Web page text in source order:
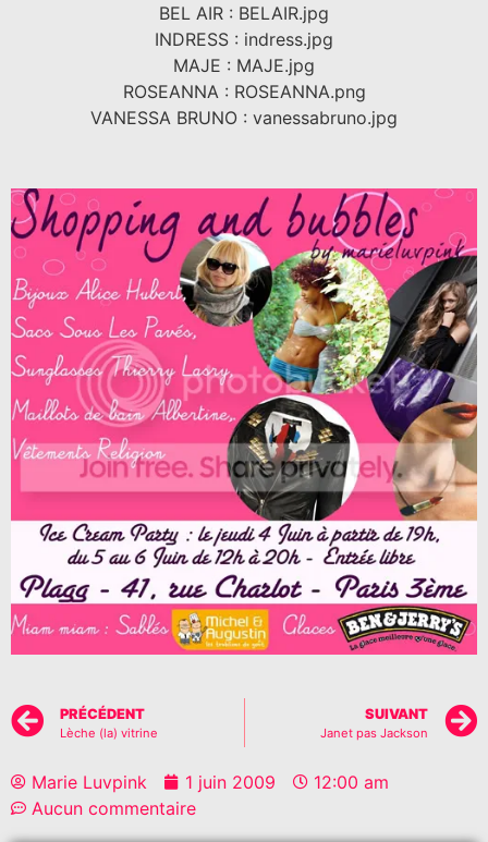
BEL AIR : BELAIR.jpg
INDRESS : indress.jpg
MAJE : MAJE.jpg
ROSEANNA : ROSEANNA.png
VANESSA BRUNO : vanessabruno.jpg
PRÉCÉDENT
Lèche (la) vitrine
SUIVANT
Janet pas Jackson
Marie Luvpink 1 juin 2009
12:00 am
Aucun commentaire